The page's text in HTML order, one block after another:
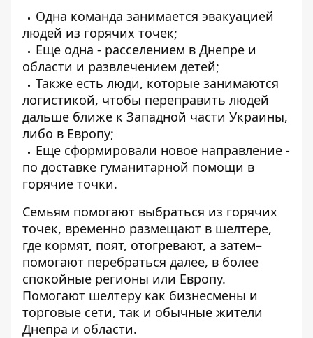
Одна команда занимается эвакуацией
людей из горячих точек;
Еще одна - расселением в Днепре и
области и развлечением детей;
Также есть люди, которые занимаются
логистикой, чтобы переправить людей
дальше ближе к Западной части Украины,
либо в Европу;
Еще сформировали новое направление -
по доставке гуманитарной помощи в
горячие точки.
Семьям помогают выбраться из горячих
точек, временно размещают в шелтере,
где кормят, поят, отогревают, а затем–
помогают перебраться далее, в более
спокойные регионы или Европу.
Помогают шелтеру как бизнесмены и
торговые сети, так и обычные жители
Днепра и области.